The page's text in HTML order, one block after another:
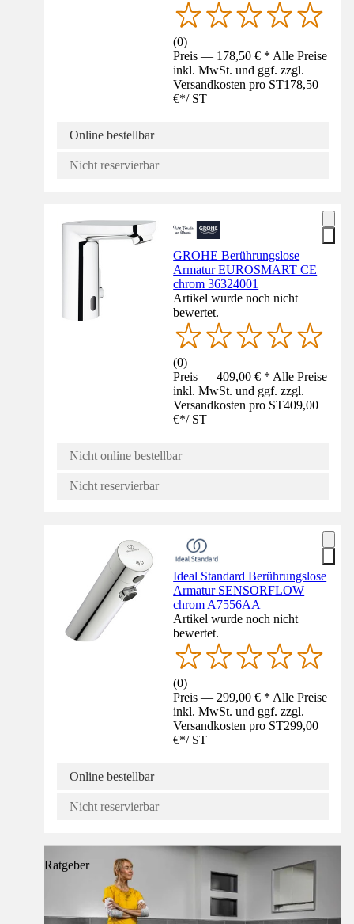
(0)
Preis — 178,50 € * Alle Preise
inkl. MwSt. und ggf. zzgl.
Versandkosten pro ST178,50
€*/ ST
Online bestellbar
Nicht reservierbar
GROHE Berührungslose
Armatur EUROSMART CE
chrom 36324001
Artikel wurde noch nicht
bewertet.
(0)
Preis — 409,00 € * Alle Preise
inkl. MwSt. und ggf. zzgl.
Versandkosten pro ST409,00
€*/ ST
Nicht online bestellbar
Nicht reservierbar
Ideal Standard Berührungslose
Armatur SENSORFLOW
chrom A7556AA
Artikel wurde noch nicht
bewertet.
(0)
Preis — 299,00 € * Alle Preise
inkl. MwSt. und ggf. zzgl.
Versandkosten pro ST299,00
€*/ ST
Online bestellbar
Nicht reservierbar
Ratgeber